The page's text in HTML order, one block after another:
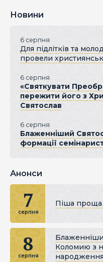
Новини
6 серпня
Для підлітків та
провели
6 серпня
«Святкувати
пережити його з
Святослав
6 серпня
Блаженніший
формації
Анонси
7
серпня
Піша проща
8
серпня
Коломию з